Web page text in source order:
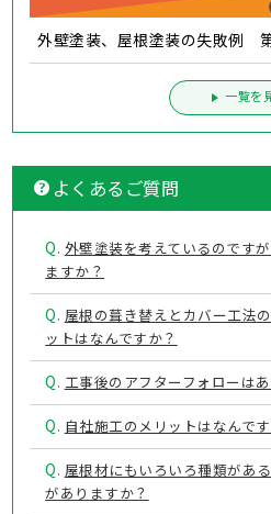
外壁塗装、屋根塗装の失敗例
一覧を
よくあるご質問
Q. 外壁塗装を考えているのです
ますか？
Q. 屋根の葺き替えとカバー工法
ットはなんですか？
Q. 工事後のアフターフォローは
Q. 自社施工のメリットはなんです
Q. 屋根材にもいろいろ種類があ
がありますか？